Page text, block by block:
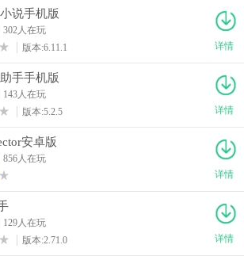
说手机版
302人在玩
版本:6.11.1
详情
手手机版
143人在玩
版本:5.2.5
详情
安卓版
856人在玩
详情
129人在玩
版本:2.71.0
详情